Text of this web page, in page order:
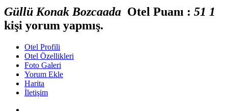
Güllü Konak Bozcaada Otel Puanı : 51 1
kişi yorum yapmış.
Otel Profili
Otel Özellikleri
Foto Galeri
Yorum Ekle
Harita
İletişim